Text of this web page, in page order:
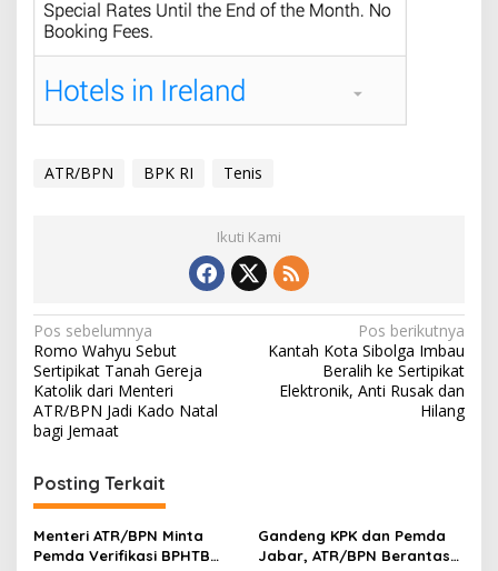
ATR/BPN BPK RI Tenis
Ikuti Kami
Navigasi
pos
Pos sebelumnya
Romo Wahyu Sebut
Sertipikat Tanah Gereja
Katolik dari Menteri
ATR/BPN Jadi Kado Natal
bagi Jemaat
Pos berikutnya
Kantah Kota Sibolga Imbau
Beralih ke Sertipikat
Elektronik, Anti Rusak dan
Hilang
Posting Terkait
Menteri ATR/BPN Minta
Pemda Verifikasi BPHTB
Gandeng KPK dan Pemda
Jabar, ATR/BPN Berantas